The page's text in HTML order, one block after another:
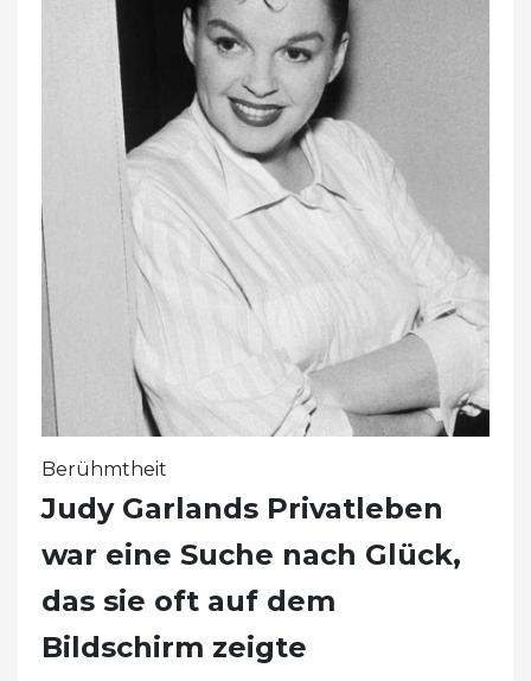
Berühmtheit
Judy Garlands Privatleben
war eine Suche nach Glück,
das sie oft auf dem
Bildschirm zeigte